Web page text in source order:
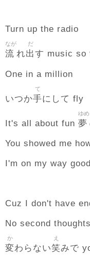
Turn up the radio
流
なが
れ出
だ
す music so
One in a million
いつか手
て
にして fly
It's all about fun 夢
ゆめ
You showed me
I'm on my way
Cuz I don't have
No second thoughts
変
か
わらない笑
え
みで